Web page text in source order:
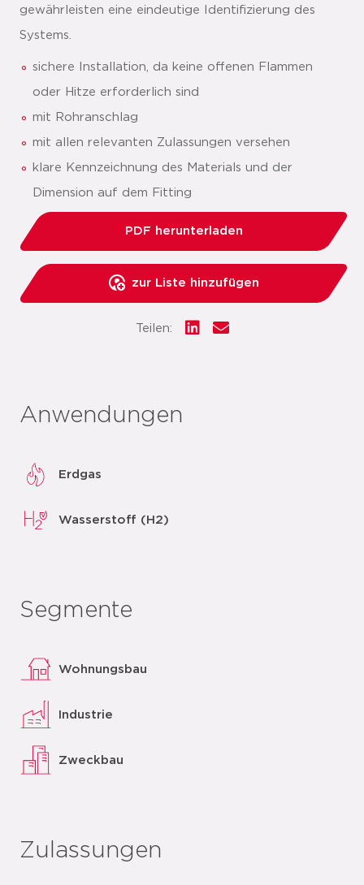
gewährleisten eine eindeutige Identifizierung des
Systems.
sichere Installation, da keine offenen Flammen
oder Hitze erforderlich sind
mit Rohranschlag
mit allen relevanten Zulassungen versehen
klare Kennzeichnung des Materials und der
Dimension auf dem Fitting
PDF herunterladen
zur Liste hinzufügen
Teilen:
Anwendungen
Erdgas
Wasserstoff (H2)
Segmente
Wohnungsbau
Industrie
Zweckbau
Zulassungen